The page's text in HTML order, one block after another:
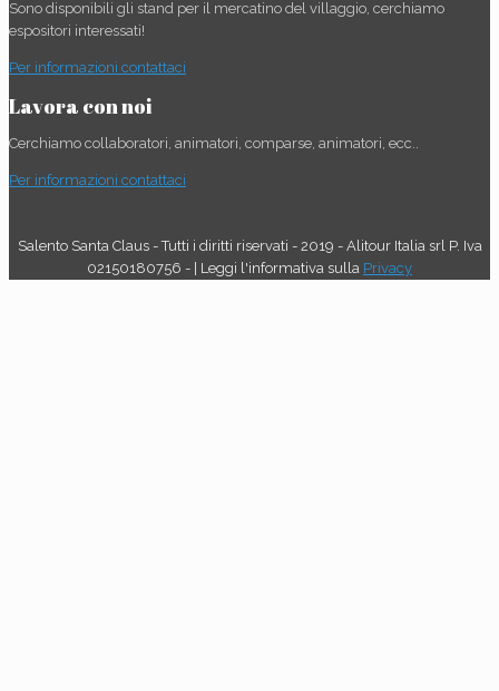
Sono disponibili gli stand per il mercatino del villaggio, cerchiamo
espositori interessati!
Per informazioni contattaci
Lavora con noi
Cerchiamo collaboratori, animatori, comparse, animatori, ecc..
Per informazioni contattaci
Salento Santa Claus - Tutti i diritti riservati - 2019 - Alitour Italia srl P. Iva
02150180756 - | Leggi l'informativa sulla Privacy